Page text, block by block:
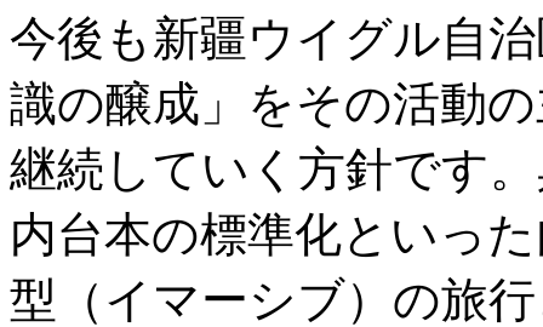
今後も新疆ウイグル自
識の醸成」をその活動
継続していく方針です
内台本の標準化といっ
型（イマーシブ）の旅